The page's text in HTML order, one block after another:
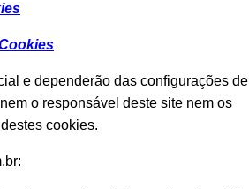
e dependerão das configurações de
o responsável deste site nem os
cookies.